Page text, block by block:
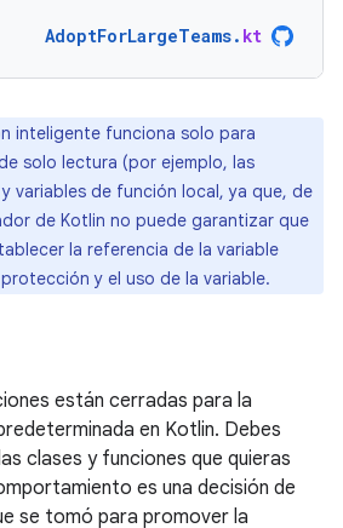
AdoptForLargeTeams. kt
inteligente funciona solo para
solo lectura (por ejemplo, las
y variables de función local, ya que, de
de Kotlin no puede garantizar que
la referencia de la variable
protección y el uso de la variable.
están cerradas para la
en Kotlin. Debes
clases y funciones que quieras
es una decisión de
se tomó para promover la